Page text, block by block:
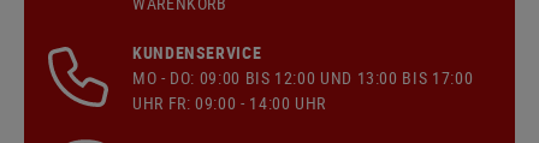
KUNDENSERVICE
MO - DO: 09:00 BIS 12:00 UND 13:00 BIS 17:00
UHR FR: 09:00 - 14:00 UHR